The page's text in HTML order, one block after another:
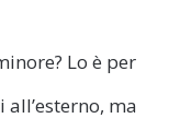
Lo è per
ma